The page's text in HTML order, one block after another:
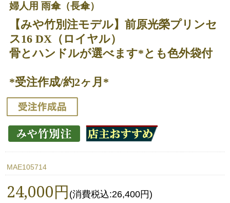
婦人用 雨傘（長傘）
【みや竹別注モデル】前原光榮プリンセ
ス16 DX（ロイヤル）
骨とハンドルが選べます*とも色外袋付
*受注作成/約2ヶ月*
MAE105714
24,000円 (消費税込:26,400円)